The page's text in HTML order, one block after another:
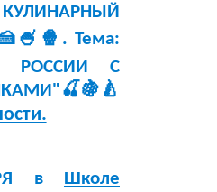
Тема:
РОССИИ С
в Школе